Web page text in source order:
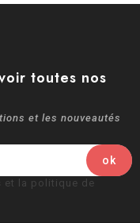
toutes nos
et les nouveautés
et la politique de